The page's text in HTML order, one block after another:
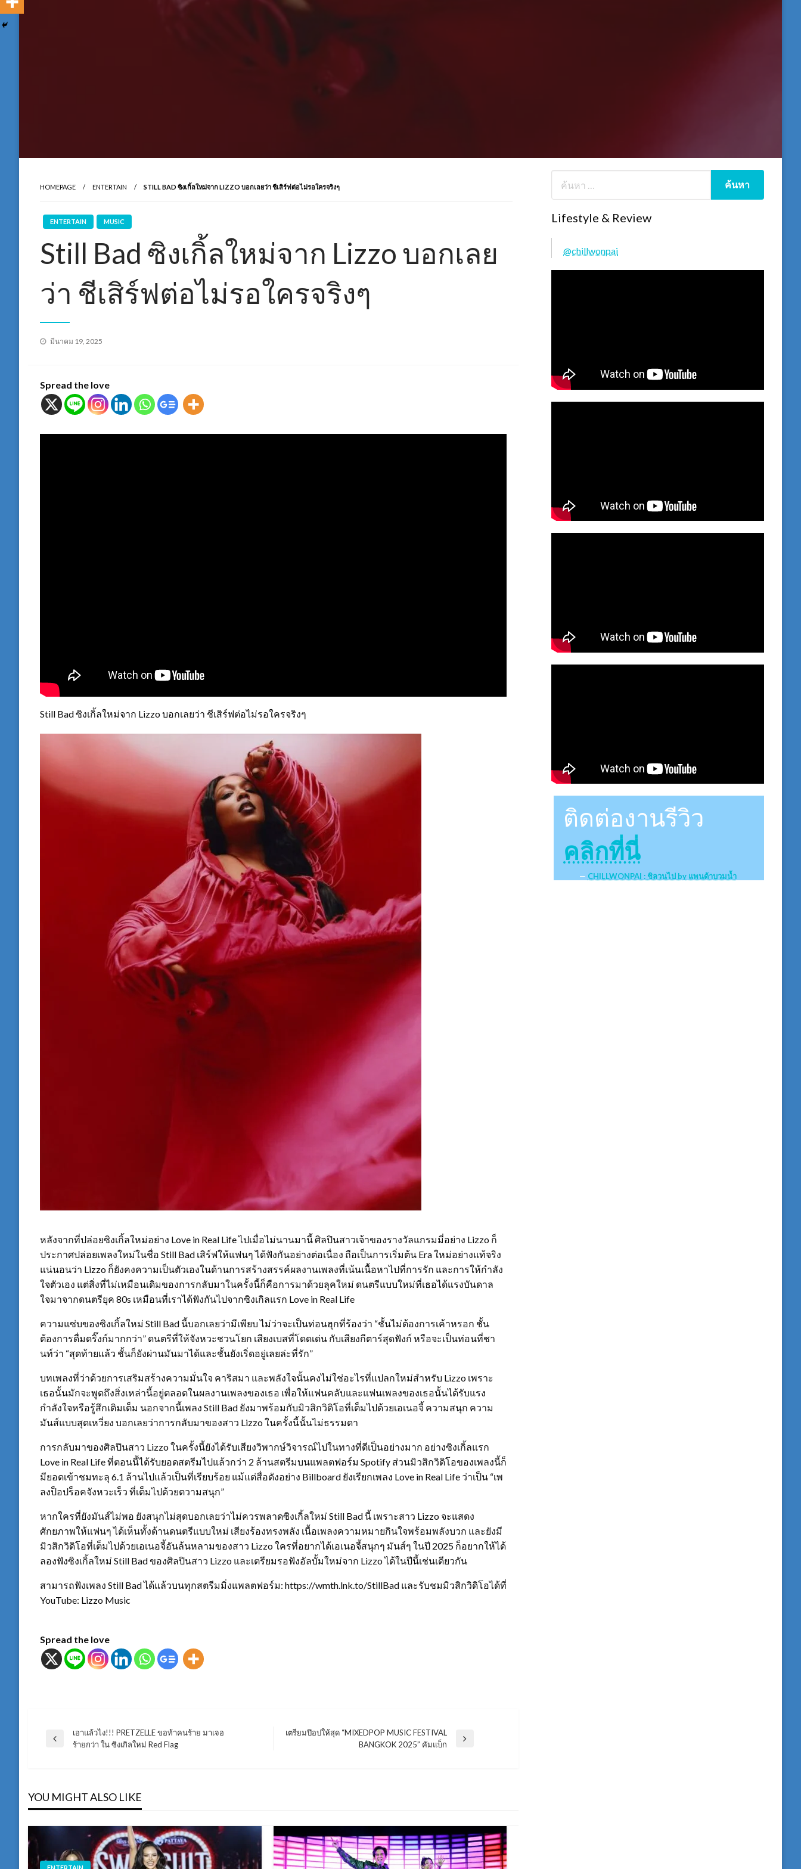
HOMEPAGE ENTERTAIN STILL BAD ซิงเกิ้ลใหม่จาก LIZZO บอกเลยว่า ชีเสิร์ฟต่อไม่รอใครจริงๆ
ENTERTAIN MUSIC
Still Bad ซิงเกิ้ลใหม่จาก Lizzo บอกเลย
ว่า ชีเสิร์ฟต่อไม่รอใครจริงๆ
Posted
มีนาคม 19, 2025
Spread the love
Still Bad ซิงเกิ้ลใหม่จาก Lizzo บอกเลยว่า ชีเสิร์ฟต่อไม่รอใครจริงๆ
หลังจากที่ปล่อยซิงเกิ้ลใหม่อย่าง Love in Real Life ไปเมื่อไม่นานมานี้ ศิลปินสาวเจ้าของรางวัลแกรมมี่อย่าง Lizzo ก็
ประกาศปล่อยเพลงใหม่ในชื่อ Still Bad เสิร์ฟให้แฟนๆ ได้ฟังกันอย่างต่อเนื่อง ถือเป็นการเริ่มต้น Era ใหม่อย่างแท้จริง
แน่นอนว่า Lizzo ก็ยังคงความเป็นตัวเองในด้านการสร้างสรรค์ผลงานเพลงที่เน้นเนื้อหาไปที่การรัก และการให้กำลัง
ใจตัวเอง แต่สิ่งที่ไม่เหมือนเดิมของการกลับมาในครั้งนี้ก็คือการมาด้วยลุคใหม่ ดนตรีแบบใหม่ที่เธอได้แรงบันดาล
ใจมาจากดนตรียุค 80s เหมือนที่เราได้ฟังกันไปจากซิงเกิลแรก Love in Real Life
ความแซ่บของซิงเกิ้ลใหม่ Still Bad นี้บอกเลยว่ามีเพียบ ไม่ว่าจะเป็นท่อนฮุกที่ร้องว่า “ชั้นไม่ต้องการเค้าหรอก ชั้น
ต้องการดื่มดริ๊งก์มากกว่า” ดนตรีที่ให้จังหวะชวนโยก เสียงเบสที่โดดเด่น กับเสียงกีตาร์สุดฟังก์ หรือจะเป็นท่อนที่ชา
นท์ว่า “สุดท้ายแล้ว ชั้นก็ยังผ่านมันมาได้และชั้นยังเริ่ดอยู่เลยล่ะที่รัก”
บทเพลงที่ว่าด้วยการเสริมสร้างความมั่นใจ คาริสมา และพลังใจนั้นคงไม่ใช่อะไรที่แปลกใหม่สำหรับ Lizzo เพราะ
เธอนั้นมักจะพูดถึงสิ่งเหล่านี้อยู่ตลอดในผลงานเพลงของเธอ เพื่อให้แฟนคลับและแฟนเพลงของเธอนั้นได้รับแรง
กำลังใจหรือรู้สึกเติมเต็ม นอกจากนี้เพลง Still Bad ยังมาพร้อมกับมิวสิกวิดิโอที่เต็มไปด้วยเอเนอจี้ ความสนุก ความ
มันส์แบบสุดเหวี่ยง บอกเลยว่าการกลับมาของสาว Lizzo ในครั้งนี้นั้นไม่ธรรมดา
การกลับมาของศิลปินสาว Lizzo ในครั้งนี้ยังได้รับเสียงวิพากษ์วิจารณ์ไปในทางที่ดีเป็นอย่างมาก อย่างซิงเกิ้ลแรก
Love in Real Life ที่ตอนนี้ได้รับยอดสตรีมไปแล้วกว่า 2 ล้านสตรีมบนแพลตฟอร์ม Spotify ส่วนมิวสิกวิดิโอของเพลงนี้ก็
มียอดเข้าชมทะลุ 6.1 ล้านไปแล้วเป็นที่เรียบร้อย แม้แต่สื่อดังอย่าง Billboard ยังเรียกเพลง Love in Real Life ว่าเป็น “เพ
ลงป็อปร็อคจังหวะเร็ว ที่เต็มไปด้วยตวามสนุก”
หากใครที่ยังมันส์ไม่พอ ยังสนุกไม่สุดบอกเลยว่าไม่ควรพลาดซิงเกิ้ลใหม่ Still Bad นี้ เพราะสาว Lizzo จะแสดง
ศักยภาพให้แฟนๆ ได้เห็นทั้งด้านดนตรีแบบใหม่ เสียงร้องทรงพลัง เนื้อเพลงความหมายกินใจพร้อมพลังบวก และยังมี
มิวสิกวิดิโอที่เต็มไปด้วยเอเนอจี้อันล้นหลามของสาว Lizzo ใครที่อยากได้เอเนอจี้สนุกๆ มันส์ๆ ในปี 2025 ก็อยากให้ได้
ลองฟังซิงเกิ้ลใหม่ Still Bad ของศิลปินสาว Lizzo และเตรียมรอฟังอัลบั้มใหม่จาก Lizzo ได้ในปีนี้เช่นเดียวกัน
สามารถฟังเพลง Still Bad ได้แล้วบนทุกสตรีมมิ่งแพลตฟอร์ม: https://wmth.lnk.to/StillBad และรับชมมิวสิกวิดิโอได้ที่
YouTube: Lizzo Music
Spread the love
แนะแนว
Previous
เอาแล้วไง!!! PRETZELLE ขอท้าคนร้าย มาเจอ
ร้ายกว่า ใน ซิงเกิลใหม่ Red Flag
เตรียมป๊อปให้สุด “MIXEDPOP MUSIC FESTIVAL
BANGKOK 2025” คัมแบ็ก
YOU MIGHT ALSO LIKE
ENTERTAIN
Lifestyle & Review
@chillwonpai
ติดต่องานรีวิว
คลิกที่นี่
CHILLWONPAI : ชิลวนไป by แพนด้าบวมน้ำ